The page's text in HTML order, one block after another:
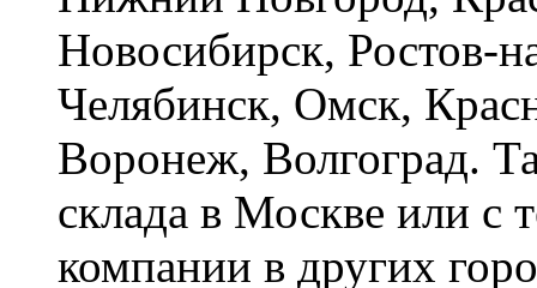
Новосибирск, Ростов-
Челябинск, Омск,
Воронеж, Волгоград.
склада в Москве или с
компании в других